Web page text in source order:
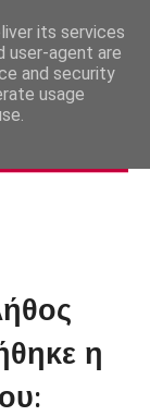
η
its services
user-agent are
and security
usage